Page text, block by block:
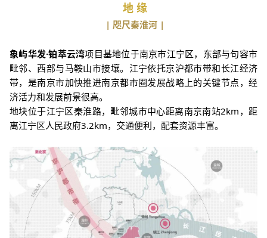
地 缘
| 咫尺秦淮河 |
象屿华发·铂萃云湾项目基地位于南京市江宁区，东部与句容市
毗邻、西部与马鞍山市接壤。江宁依托京沪都市带和长江经济
带，是南京市加快推进南京都市圈发展战略上的关键节点，经
济活力和发展前景很高。
地块位于江宁区秦淮路，毗邻城市中心距离南京南站2km，距
离江宁区人民政府3.2km，交通便利，配套资源丰富。